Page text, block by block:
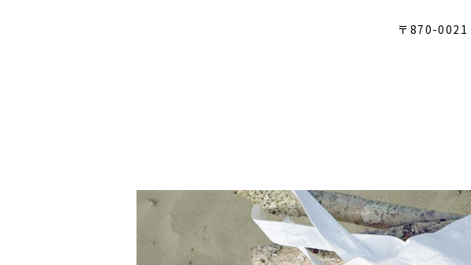
〒870-0021